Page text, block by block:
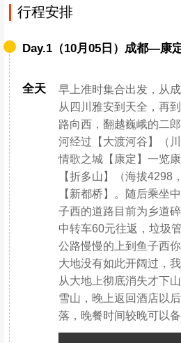
【行程亮点】
1、体验康巴人的生活，更有机会吃到
贡嘎雪山。
2、可以乘坐摩托来一场丛林穿越，亦
须带上泳衣，泡一泡野生的纯天然温泉
影天堂的新都桥，领队携相机全程跟队
3、从林场出发，途中会经过月亮湾，
便是负重行走也觉得惬意怡人。途中
泡，让高温的水舒缓疲惫的双脚，之后